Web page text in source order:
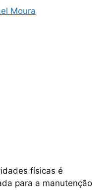
Moura
físicas é
para a manutenção